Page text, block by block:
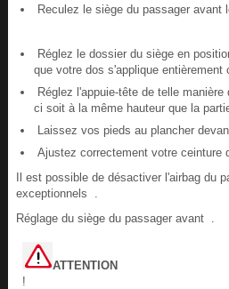
Reculez le siège du passager avant
Réglez le dossier du siège en
que votre dos s'applique entièrement
Réglez l'appuie-tête de telle
ci soit à la même hauteur que la
Laissez vos pieds au plancher
Ajustez correctement votre ceinture
Il est possible de désactiver l'airbag du
exceptionnels .
Réglage du siège du passager avant .
ATTENTION
!